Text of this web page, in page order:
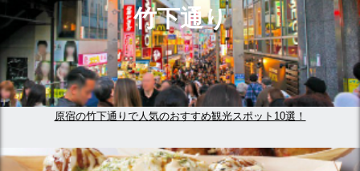
竹下通り
原宿の竹下通りで人気のおすすめ観光スポット10選！